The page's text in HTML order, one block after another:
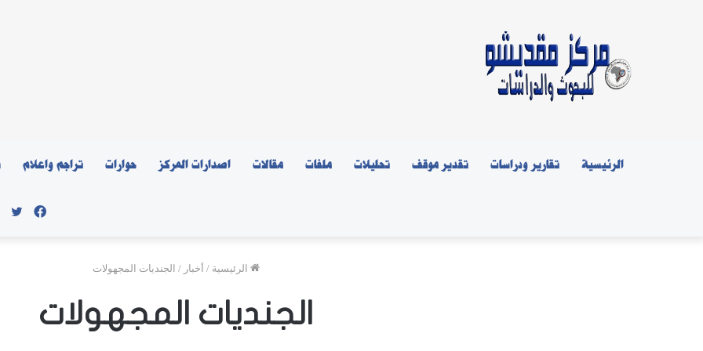
الرئيسية تقارير ودراسات تقدير موقف تحليلات ملفات مقالات اصدارات المركز حوارات تراجم واعلام
الرئيسية / أخبار / الجنديات المجهولات
الجنديات المجهولات